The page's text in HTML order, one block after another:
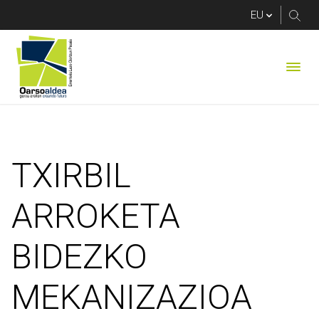
TXIRBIL
ARROKETA
BIDEZKO
MEKANIZAZIOA